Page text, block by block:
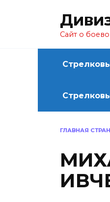
Сайт о
ГЛАВНАЯ